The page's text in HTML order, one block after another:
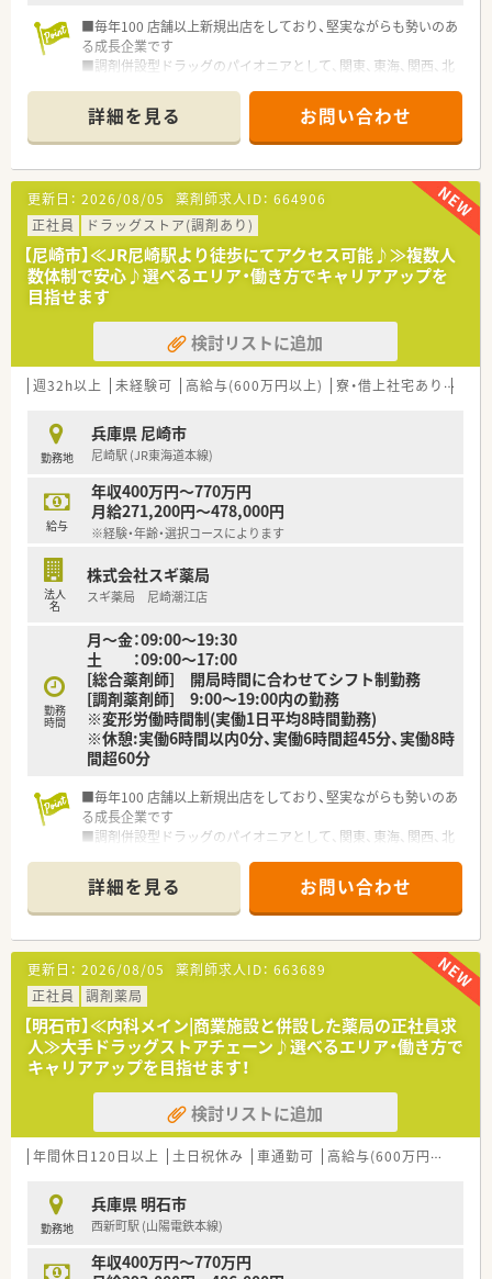
■毎年100 店舗以上新規出店をしており、堅実ながらも勢いのあ
る成長企業です
■調剤併設型ドラッグのパイオニアとして、関東、東海、関西、北
■研修制度は様々なプランがあり、集合研修だけでなく任意で受
講可能な研修も幅広く用意されています
■店舗で活躍する従業員、社外で活躍する従業員、将来経営幹部
となる従業員など、薬剤師として様々な活躍ができるフィールド
を用意されています
■総合薬剤師・調剤薬剤師（土日休み・19時までの勤務）どちらか
の働き方を選択できます
■調剤併設型だけでなく「医療モール・クリニック併設店舗」「敷
地内薬局」「訪問調剤特化型店舗」など様々な店舗を運営してい
ます
■在宅医療にも積極的取り組んでおり「訪問調剤特化型店舗」を
50店舗以上、無菌調剤室は業界最多の51店舗設置しています
■「プラチナくるみん認定企業」「健康経営優良法人2023（大規模
法人部門）認定」等を取得し一人ひとりが働きやすい環境が整備
されています
があるのも特徴です
詳細を見る お問い合わせ
更新日： 2026/08/05 薬剤師求人ID： 664906
正社員
ドラッグストア(調剤あり)
【尼崎市】≪JR尼崎駅より徒歩にてアクセス可能♪≫複数人
数体制で安心♪選べるエリア・働き方でキャリアアップを
目指せます
検討リストに追加
週32h以上 未経験可 高給与(600万円以上) 寮・借上社宅あり
勤務地
兵庫県 尼崎市
尼崎駅 (JR東海道本線)
給与
年収400万円～770万円
月給271,200円～478,000円
※経験・年齢・選択コースによります
法人
名
株式会社スギ薬局
スギ薬局 尼崎潮江店
勤務
時間
月～金：09:00〜19:30
土 ：09:00〜17:00
[総合薬剤師] 開局時間に合わせてシフト制勤務
[調剤薬剤師] 9:00～19:00内の勤務
※変形労働時間制(実働1日平均8時間勤務)
※休憩:実働6時間以内0分、実働6時間超45分、実働8時
間超60分
■毎年100 店舗以上新規出店をしており、堅実ながらも勢いのあ
る成長企業です
■調剤併設型ドラッグのパイオニアとして、関東、東海、関西、北
■研修制度は様々なプランがあり、集合研修だけでなく任意で受
講可能な研修も幅広く用意されています
■店舗で活躍する従業員、社外で活躍する従業員、将来経営幹部
となる従業員など、薬剤師として様々な活躍ができるフィールド
を用意されています
■総合薬剤師・調剤薬剤師（土日休み・19時までの勤務）どちらか
の働き方を選択できます
■調剤併設型だけでなく「医療モール・クリニック併設店舗」「敷
地内薬局」「訪問調剤特化型店舗」など様々な店舗を運営してい
ます
■在宅医療にも積極的取り組んでおり「訪問調剤特化型店舗」を
50店舗以上、無菌調剤室は業界最多の51店舗設置しています
■「プラチナくるみん認定企業」「健康経営優良法人2023（大規模
法人部門）認定」等を取得し一人ひとりが働きやすい環境が整備
されています
があるのも特徴です
詳細を見る お問い合わせ
更新日： 2026/08/05 薬剤師求人ID： 663689
正社員
調剤薬局
【明石市】≪内科メイン|商業施設と併設した薬局の正社員求
人≫大手ドラッグストアチェーン♪選べるエリア・働き方で
キャリアアップを目指せます！
検討リストに追加
年間休日120日以上 土日祝休み 車通勤可 高給与(600万円以上)
勤務地
兵庫県 明石市
西新町駅 (山陽電鉄本線)
年収400万円～770万円